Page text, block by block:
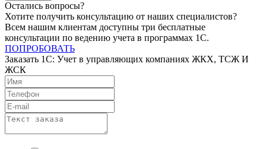
Остались вопросы?
Хотите получить консультацию от наших специалистов?
Всем нашим клиентам доступны три бесплатные
консультации по ведению учета в программах 1С.
ПОПРОБОВАТЬ
Заказать 1C: Учет в управляющих компаниях ЖКХ, ТСЖ И
ЖСК